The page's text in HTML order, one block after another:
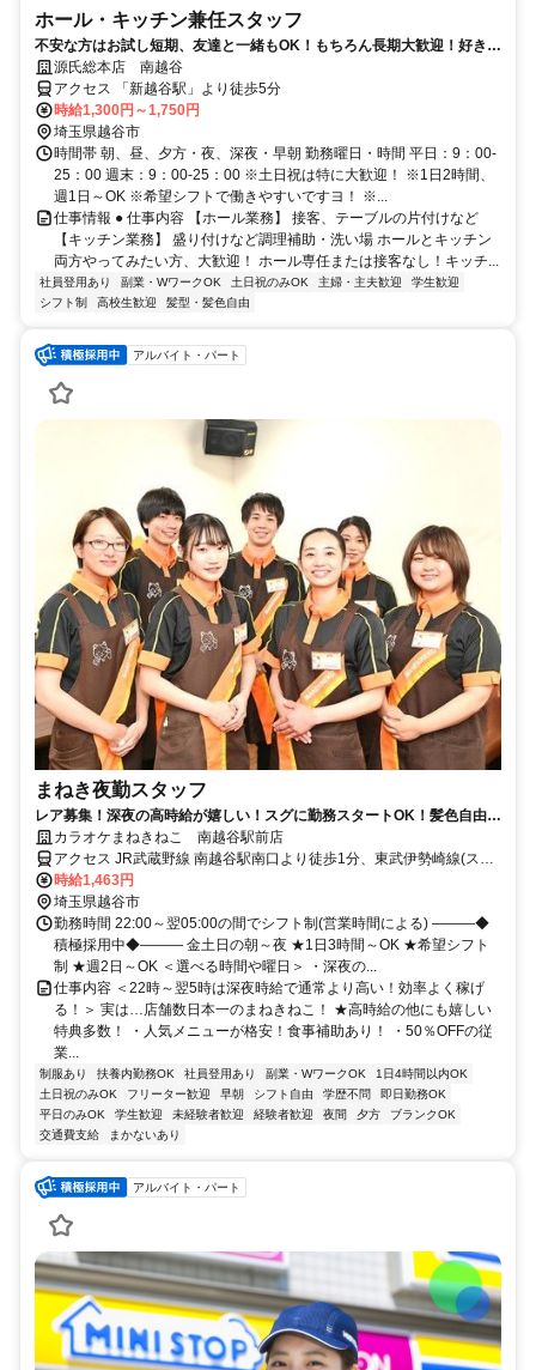
ホール・キッチン兼任スタッフ
不安な方はお試し短期、友達と一緒もOK！もちろん長期大歓迎！好きな
時間・曜日でOK！
源氏総本店 南越谷
アクセス 「新越谷駅」より徒歩5分
時給1,300円～1,750円
埼玉県越谷市
時間帯 朝、昼、夕方・夜、深夜・早朝 勤務曜日・時間 平日：9：00-
25：00 週末：9：00-25：00 ※土日祝は特に大歓迎！ ※1日2時間、
週1日～OK ※希望シフトで働きやすいですヨ！ ※...
仕事情報 ● 仕事内容 【ホール業務】 接客、テーブルの片付けなど
【キッチン業務】 盛り付けなど調理補助・洗い場 ホールとキッチン
両方やってみたい方、大歓迎！ ホール専任または接客なし！キッチ...
社員登用あり 副業・WワークOK 土日祝のみOK 主婦・主夫歓迎
学生歓迎
シフト制
高校生歓迎 髪型・髪色自由
アルバイト・パート
まねき夜勤スタッフ
レア募集！深夜の高時給が嬉しい！スグに勤務スタートOK！髪色自由ピ
アスOK！未経験歓迎！週2～OK！
カラオケまねきねこ 南越谷駅前店
アクセス JR武蔵野線 南越谷駅南口より徒歩1分、東武伊勢崎線(スカ
イツリーライン) 新越谷駅東口より徒歩1分
時給1,463円
埼玉県越谷市
勤務時間 22:00～翌05:00の間でシフト制(営業時間による) ―――◆
積極採用中◆――― 金土日の朝～夜 ★1日3時間～OK ★希望シフト
制 ★週2日～OK ＜選べる時間や曜日＞ ・深夜の...
仕事内容 ＜22時～翌5時は深夜時給で通常より高い！効率よく稼げ
る！＞ 実は…店舗数日本一のまねきねこ！ ★高時給の他にも嬉しい
特典多数！ ・人気メニューが格安！食事補助あり！ ・50％OFFの従
業...
制服あり 扶養内勤務OK 社員登用あり 副業・WワークOK
1日4時間以内OK
土日祝のみOK
フリーター歓迎 早朝 シフト自由 学歴不問
即日勤務OK
平日のみOK
学生歓迎 未経験者歓迎 経験者歓迎 夜間 夕方
ブランクOK
交通費支給
まかないあり
アルバイト・パート